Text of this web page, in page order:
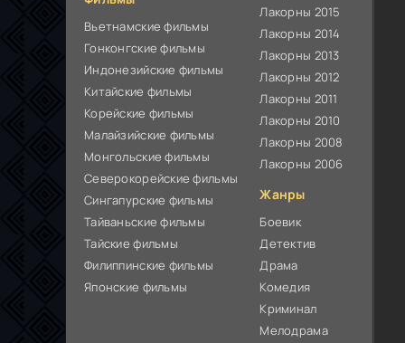
Вьетнамские фильмы
Гонконгские фильмы
Индонезийские фильмы
Китайские фильмы
Корейские фильмы
Малайзийские фильмы
Монгольские фильмы
Северокорейские фильмы
Сингапурские фильмы
Тайваньские фильмы
Тайские фильмы
Филиппинские фильмы
Японские фильмы
Лакорны 2015
Лакорны 2014
Лакорны 2013
Лакорны 2012
Лакорны 2011
Лакорны 2010
Лакорны 2008
Лакорны 2006
Жанры
Боевик
Детектив
Драма
Комедия
Криминал
Мелодрама